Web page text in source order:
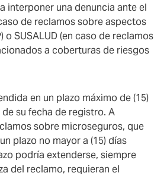
interponer una denuncia ante el
de reclamos sobre aspectos
o SUSALUD (en caso de reclamos
a coberturas de riesgos
en un plazo máximo de (15)
su fecha de registro. A
sobre microseguros, que
plazo no mayor a (15) días
podría extenderse, siempre
del reclamo, requieran el